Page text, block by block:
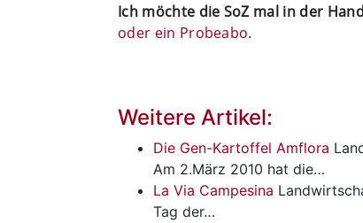
Ich möchte die SoZ mal in der
oder ein Probeabo.
Weitere Artikel:
Die Gen-Kartoffel Amflora
Am 2.März 2010 hat die…
La Via Campesina
Tag der…